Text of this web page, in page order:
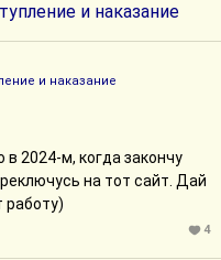
и наказание
и наказание
2024-м, когда закончу
на тот сайт. Дай
работу)
4